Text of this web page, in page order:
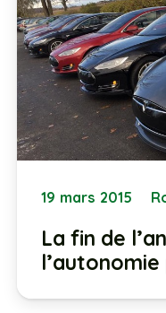
19 mars 2015
La fin de